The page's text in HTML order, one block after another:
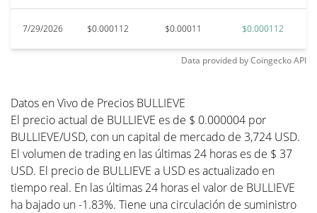
7/29/2026 $0.000112 $0.00011 $0.000112
Data provided byCoingeckoAPI
Datos en Vivo de Precios BULLIEVE
El precio actual de BULLIEVE es de $ 0.000004 por
BULLIEVE/USD, con un capital de mercado de 3,724 USD.
El volumen de trading en las últimas 24 horas es de $ 37
USD. El precio de BULLIEVE a USD es actualizado en
tiempo real. En las últimas 24 horas el valor de BULLIEVE
ha bajado un -1.83%. Tiene una circulación de suministro